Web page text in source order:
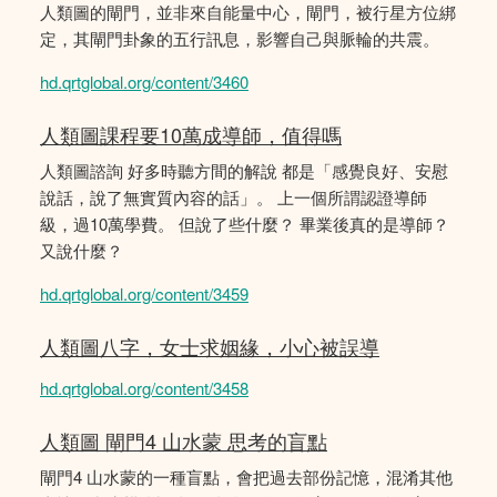
人類圖的閘門，並非來自能量中心，閘門，被行星方位綁
定，其閘門卦象的五行訊息，影響自己與脈輪的共震。
hd.qrtglobal.org/content/3460
人類圖課程要10萬成導師，值得嗎
人類圖諮詢 好多時聽方間的解說 都是「感覺良好、安慰
說話，說了無實質內容的話」。 上一個所謂認證導師
級，過10萬學費。 但說了些什麼？ 畢業後真的是導師？
又說什麼？
hd.qrtglobal.org/content/3459
人類圖八字，女士求姻緣，小心被誤導
hd.qrtglobal.org/content/3458
人類圖 閘門4 山水蒙 思考的盲點
閘門4 山水蒙的一種盲點，會把過去部份記憶，混淆其他